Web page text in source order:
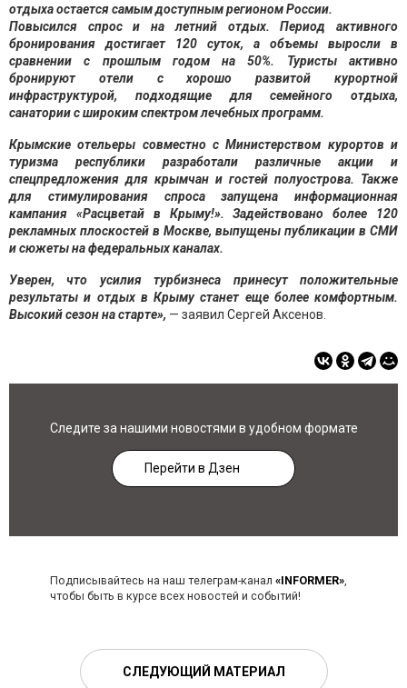
отдыха остается самым доступным регионом России.
Повысился спрос и на летний отдых. Период активного
бронирования достигает 120 суток, а объемы выросли в
сравнении с прошлым годом на 50%. Туристы активно
бронируют отели с хорошо развитой курортной
инфраструктурой, подходящие для семейного отдыха,
санатории с широким спектром лечебных программ.
Крымские отельеры совместно с Министерством курортов и
туризма республики разработали различные акции и
спецпредложения для крымчан и гостей полуострова. Также
для стимулирования спроса запущена информационная
кампания «Расцветай в Крыму!». Задействовано более 120
рекламных плоскостей в Москве, выпущены публикации в СМИ
и сюжеты на федеральных каналах.
Уверен, что усилия турбизнеса принесут положительные
результаты и отдых в Крыму станет еще более комфортным.
Высокий сезон на старте», — заявил Сергей Аксенов.
Следите за нашими новостями в удобном формате
Перейти в Дзен
Подписывайтесь на наш телеграм-канал «INFORMER»,
чтобы быть в курсе всех новостей и событий!
СЛЕДУЮЩИЙ МАТЕРИАЛ